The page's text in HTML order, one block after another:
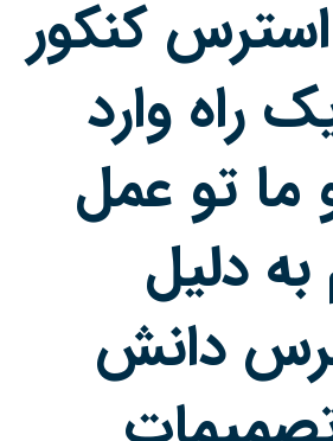
استرس کنکور
راه وارد
ما تو عمل
دلیل
دانش